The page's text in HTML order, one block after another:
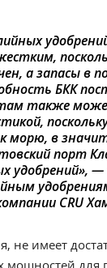
а запасы в
БКК
также
морю, в
порт
удобрений», —
CRU
не имеет
мощностей для